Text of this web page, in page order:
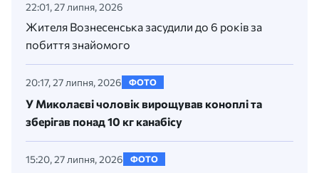
22:01, 27 липня, 2026
Жителя Вознесенська засудили до 6 років за
побиття знайомого
20:17, 27 липня, 2026 ФОТО
У Миколаєві чоловік вирощував коноплі та
зберігав понад 10 кг канабісу
15:20, 27 липня, 2026 ФОТО